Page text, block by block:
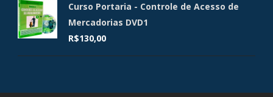
Curso Portaria - Controle de Acesso de
Mercadorias DVD1
R$130,00